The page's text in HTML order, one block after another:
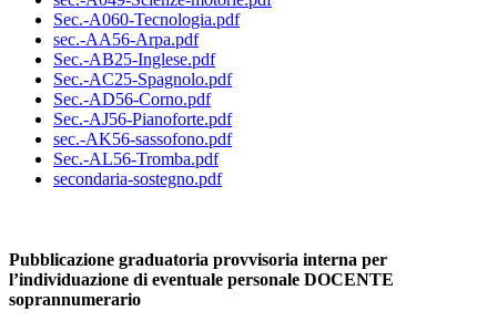
Sec.-A060-Tecnologia.pdf
sec.-AA56-Arpa.pdf
Sec.-AB25-Inglese.pdf
Sec.-AC25-Spagnolo.pdf
Sec.-AD56-Corno.pdf
Sec.-AJ56-Pianoforte.pdf
sec.-AK56-sassofono.pdf
Sec.-AL56-Tromba.pdf
secondaria-sostegno.pdf
Pubblicazione graduatoria provvisoria interna per
l’individuazione di eventuale personale DOCENTE
soprannumerario